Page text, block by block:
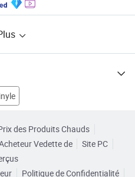
des Produits Chauds
Vedette de
Site PC
Politique de Confidentialité